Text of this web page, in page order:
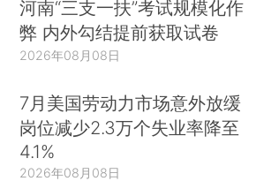
河南“三支一扶”考试规模化作
弊 内外勾结提前获取试卷
2026年08月08日
7月美国劳动力市场意外放缓
岗位减少2.3万个失业率降至
4.1%
2026年08月08日